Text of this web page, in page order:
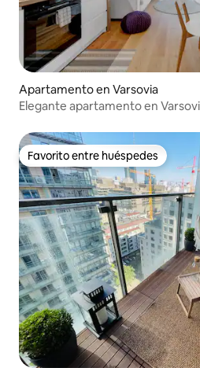
Apartamento en Varsovia
Elegante apartamento en
Favorito entre huéspedes
Favorito entre huéspedes